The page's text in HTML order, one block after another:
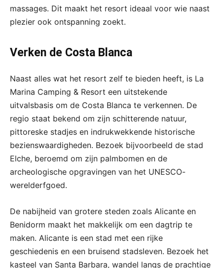
massages. Dit maakt het resort ideaal voor wie naast
plezier ook ontspanning zoekt.
Verken de Costa Blanca
Naast alles wat het resort zelf te bieden heeft, is La
Marina Camping & Resort een uitstekende
uitvalsbasis om de Costa Blanca te verkennen. De
regio staat bekend om zijn schitterende natuur,
pittoreske stadjes en indrukwekkende historische
bezienswaardigheden. Bezoek bijvoorbeeld de stad
Elche, beroemd om zijn palmbomen en de
archeologische opgravingen van het UNESCO-
werelderfgoed.
De nabijheid van grotere steden zoals Alicante en
Benidorm maakt het makkelijk om een dagtrip te
maken. Alicante is een stad met een rijke
geschiedenis en een bruisend stadsleven. Bezoek het
kasteel van Santa Barbara, wandel langs de prachtige